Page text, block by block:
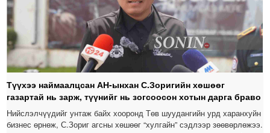
Түүхээ наймаалцсан АН-ынхан С.Зоригийн хөшөөг
газартай нь зарж, түүнийг нь зогсоосон хотын дарга браво
Нийслэлчүүдийг унтаж байх хооронд Төв шуудангийн урд харанхуйн
бизнес өрнөж, С.Зориг агсны хөшөөг “хулгайн” сэдлээр зөөвөрлөжээ.